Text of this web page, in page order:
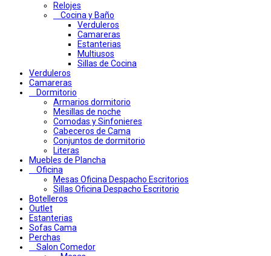
Relojes
Cocina y Baño
Verduleros
Camareras
Estanterias
Multiusos
Sillas de Cocina
Verduleros
Camareras
Dormitorio
Armarios dormitorio
Mesillas de noche
Comodas y Sinfonieres
Cabeceros de Cama
Conjuntos de dormitorio
Literas
Muebles de Plancha
Oficina
Mesas Oficina Despacho Escritorios
Sillas Oficina Despacho Escritorio
Botelleros
Outlet
Estanterias
Sofas Cama
Perchas
Salon Comedor